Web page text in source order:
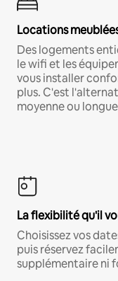
Locations
Des logements
le wifi et les
vous installer
plus. C'est
moyenne ou
La flexibilité qu'il
Choisissez vos
puis réservez
supplémentaire ni